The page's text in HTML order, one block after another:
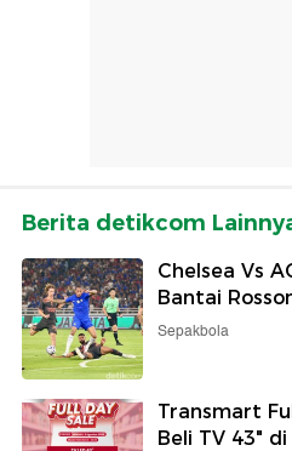
Berita detikcom
Chelsea Vs
Bantai
Sepakbola
Transmart
Beli TV 43"